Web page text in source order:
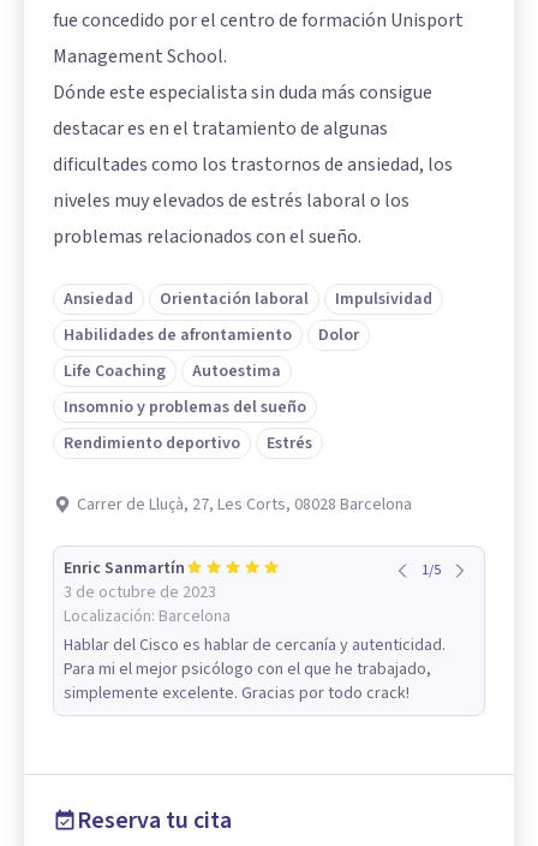
fue concedido por el centro de formación Unisport
Management School.
Dónde este especialista sin duda más consigue
destacar es en el tratamiento de algunas
dificultades como los trastornos de ansiedad, los
niveles muy elevados de estrés laboral o los
problemas relacionados con el sueño.
Ansiedad Orientación laboral
Impulsividad
Habilidades de afrontamiento
Dolor
Life Coaching
Autoestima
Insomnio y problemas del sueño
Rendimiento deportivo
Estrés
Carrer de Lluçà, 27, Les Corts, 08028 Barcelona
Enric Sanmartín
3 de octubre de 2023
Localización: Barcelona
1/5
Hablar del Cisco es hablar de cercanía y autenticidad.
Para mi el mejor psicólogo con el que he trabajado,
simplemente excelente. Gracias por todo crack!
Reserva tu cita